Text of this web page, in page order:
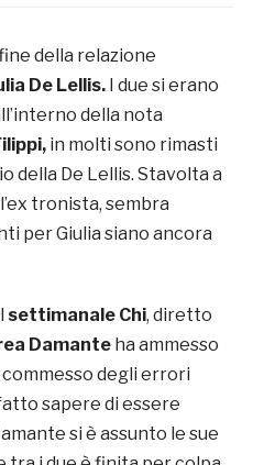
della relazione
De Lellis. I due si erano
della nota
in molti sono rimasti
della De Lellis. Stavolta a
tronista, sembra
per Giulia siano ancora
settimanale Chi, diretto
Damante ha ammesso
degli errori
sapere di essere
si è assunto le sue